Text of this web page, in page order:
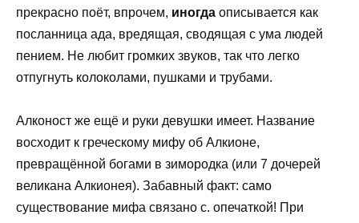
прекрасно поёт, впрочем, иногда описывается как
посланница ада, вредящая, сводящая с ума людей
пением. Не любит громких звуков, так что легко
отпугнуть колоколами, пушками и трубами.
Алконост же ещё и руки девушки имеет. Название
восходит к греческому мифу об Алкионе,
превращённой богами в зимородка (или 7 дочерей
великана Алкионея). Забавный факт: само
существование мифа связано с. опечаткой! При